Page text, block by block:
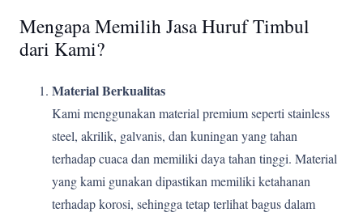
Mengapa Memilih Jasa Huruf Timbul
dari Kami?
Material Berkualitas
Kami menggunakan material premium seperti stainless
steel, akrilik, galvanis, dan kuningan yang tahan
terhadap cuaca dan memiliki daya tahan tinggi. Material
yang kami gunakan dipastikan memiliki ketahanan
terhadap korosi, sehingga tetap terlihat bagus dalam